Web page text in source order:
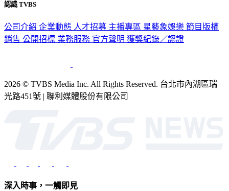
認識 TVBS
公司介紹 企業動態 人才招募 主播專區 星藝象娛樂 節目版權
銷售 公開招標 業務服務 官方聲明 獲獎紀錄／認證
2026 © TVBS Media Inc. All Rights Reserved. 台北市內湖區瑞
光路451號 | 聯利媒體股份有限公司
深入時事，一觸即見